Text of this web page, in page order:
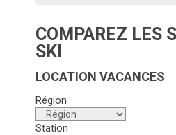
COMPAREZ LES
SKI
LOCATION VACANCES
Région
Station